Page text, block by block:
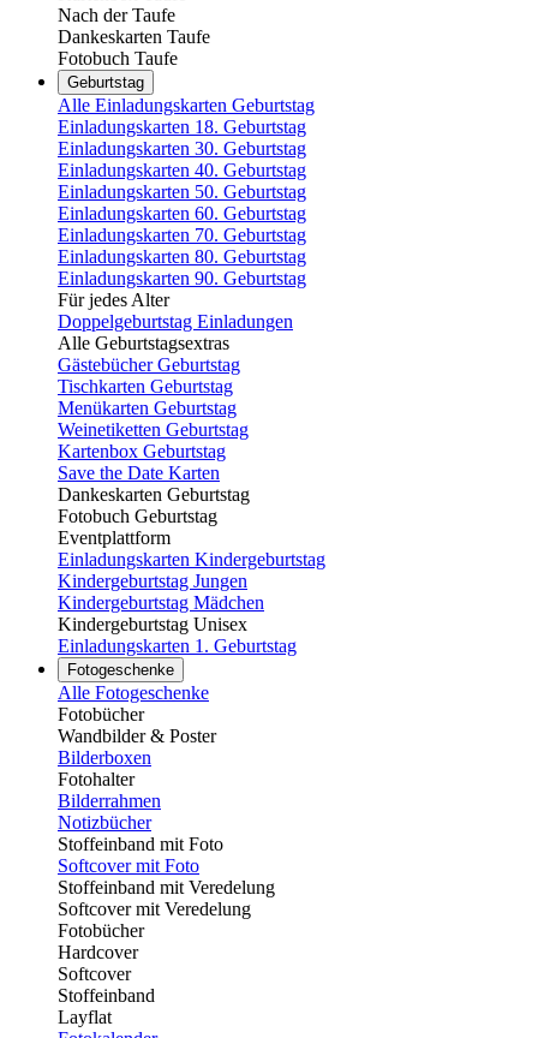
Nach der Taufe
Dankeskarten Taufe
Fotobuch Taufe
Geburtstag
Alle Einladungskarten Geburtstag
Einladungskarten 18. Geburtstag
Einladungskarten 30. Geburtstag
Einladungskarten 40. Geburtstag
Einladungskarten 50. Geburtstag
Einladungskarten 60. Geburtstag
Einladungskarten 70. Geburtstag
Einladungskarten 80. Geburtstag
Einladungskarten 90. Geburtstag
Für jedes Alter
Doppelgeburtstag Einladungen
Alle Geburtstagsextras
Gästebücher Geburtstag
Tischkarten Geburtstag
Menükarten Geburtstag
Weinetiketten Geburtstag
Kartenbox Geburtstag
Save the Date Karten
Dankeskarten Geburtstag
Fotobuch Geburtstag
Eventplattform
Einladungskarten Kindergeburtstag
Kindergeburtstag Jungen
Kindergeburtstag Mädchen
Kindergeburtstag Unisex
Einladungskarten 1. Geburtstag
Fotogeschenke
Alle Fotogeschenke
Fotobücher
Wandbilder & Poster
Bilderboxen
Fotohalter
Bilderrahmen
Notizbücher
Stoffeinband mit Foto
Softcover mit Foto
Stoffeinband mit Veredelung
Softcover mit Veredelung
Fotobücher
Hardcover
Softcover
Stoffeinband
Layflat